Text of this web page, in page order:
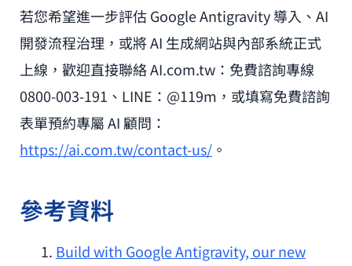
若您希望進一步評估 Google Antigravity 導入、AI
開發流程治理，或將 AI 生成網站與內部系統正式
上線，歡迎直接聯絡 AI.com.tw：免費諮詢專線
0800-003-191、LINE：@119m，或填寫免費諮詢
表單預約專屬 AI 顧問：
https://ai.com.tw/contact-us/ 。
參考資料
Build with Google Antigravity, our new